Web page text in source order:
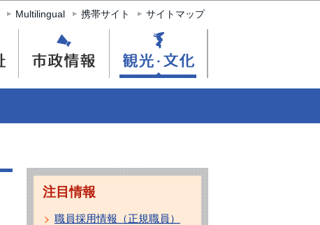
Multilingual 携帯サイト サイトマップ
注目情報
職員採用情報（正規職員）